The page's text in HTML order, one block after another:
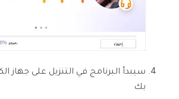
سيبدأ البرنامج في التنزيل على جهاز
بك